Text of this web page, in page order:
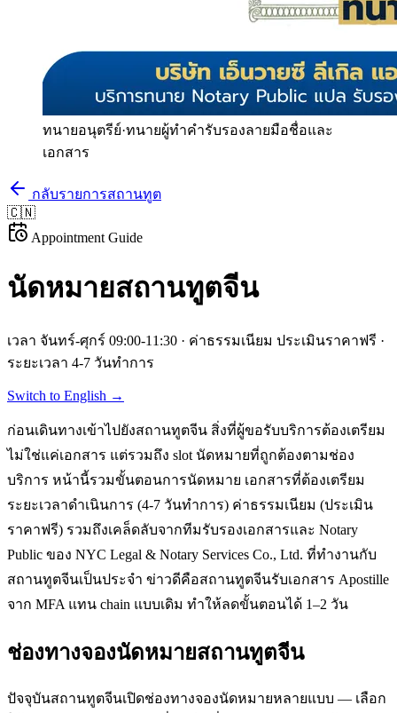
ทนายอนุตรีย์·ทนายผู้ทำคำรับรองลายมือชื่อและ
เอกสาร
กลับรายการสถานทูต
🇨🇳
Appointment Guide
นัดหมายสถานทูตจีน
เวลา จันทร์-ศุกร์ 09:00-11:30 · ค่าธรรมเนียม ประเมินราคาฟรี ·
ระยะเวลา 4-7 วันทำการ
Switch to English →
ก่อนเดินทางเข้าไปยังสถานทูตจีน สิ่งที่ผู้ขอรับบริการต้องเตรียม
ไม่ใช่แค่เอกสาร แต่รวมถึง slot นัดหมายที่ถูกต้องตามช่อง
บริการ หน้านี้รวมขั้นตอนการนัดหมาย เอกสารที่ต้องเตรียม
ระยะเวลาดำเนินการ (4-7 วันทำการ) ค่าธรรมเนียม (ประเมิน
ราคาฟรี) รวมถึงเคล็ดลับจากทีมรับรองเอกสารและ Notary
Public ของ NYC Legal & Notary Services Co., Ltd. ที่ทำงานกับ
สถานทูตจีนเป็นประจำ ข่าวดีคือสถานทูตจีนรับเอกสาร Apostille
จาก MFA แทน chain แบบเดิม ทำให้ลดขั้นตอนได้ 1–2 วัน
ช่องทางจองนัดหมายสถานทูตจีน
ปัจจุบันสถานทูตจีนเปิดช่องทางจองนัดหมายหลายแบบ — เลือก